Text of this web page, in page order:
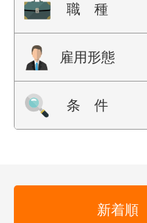
職 種
雇用形態
条 件
新着順